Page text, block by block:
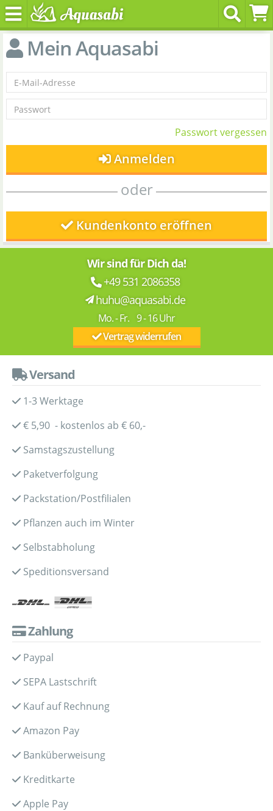
Mein Aquasabi
Passwort vergessen
Anmelden
oder
Kundenkonto eröffnen
Wir sind für Dich da!
+49 531 2086358
huhu@aquasabi.de
Mo. - Fr. 9 - 16 Uhr
Vertrag widerrufen
Versand
1-3 Werktage
€ 5,90 - kostenlos ab € 60,-
Samstagszustellung
Paketverfolgung
Packstation/Postfilialen
Pflanzen auch im Winter
Selbstabholung
Speditionsversand
Zahlung
Paypal
SEPA Lastschrift
Kauf auf Rechnung
Amazon Pay
Banküberweisung
Kreditkarte
Apple Pay